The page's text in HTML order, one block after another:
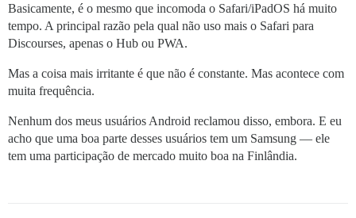
Basicamente, é o mesmo que incomoda o Safari/iPadOS há muito
tempo. A principal razão pela qual não uso mais o Safari para
Discourses, apenas o Hub ou PWA.
Mas a coisa mais irritante é que não é constante. Mas acontece com
muita frequência.
Nenhum dos meus usuários Android reclamou disso, embora. E eu
acho que uma boa parte desses usuários tem um Samsung — ele
tem uma participação de mercado muito boa na Finlândia.